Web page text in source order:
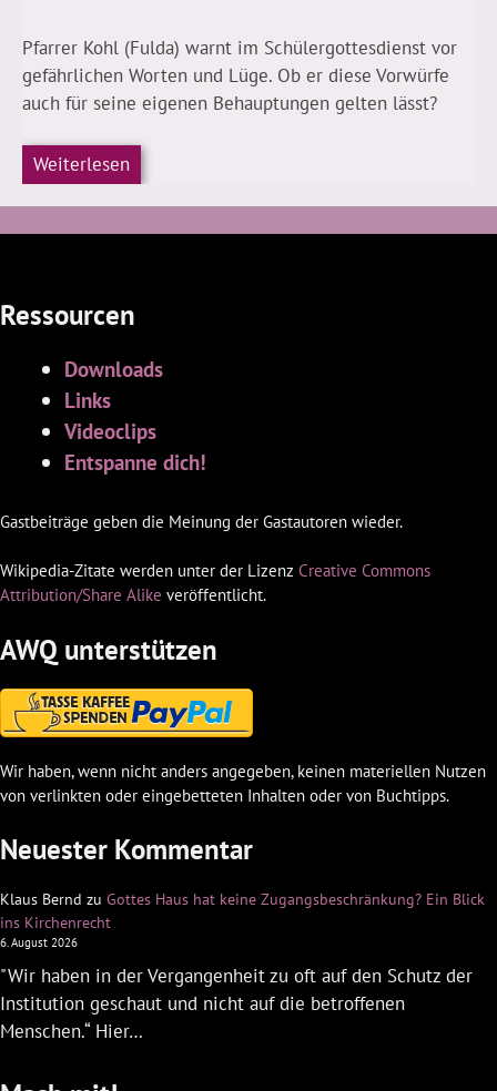
Pfarrer Kohl (Fulda) warnt im Schülergottesdienst vor
gefährlichen Worten und Lüge. Ob er diese Vorwürfe
auch für seine eigenen Behauptungen gelten lässt?
Weiterlesen
Ressourcen
Downloads
Links
Videoclips
Entspanne dich!
Gastbeiträge geben die Meinung der Gastautoren wieder.
Wikipedia-Zitate werden unter der Lizenz Creative Commons
Attribution/Share Alike veröffentlicht.
AWQ unterstützen
Wir haben, wenn nicht anders angegeben, keinen materiellen Nutzen
von verlinkten oder eingebetteten Inhalten oder von Buchtipps.
Neuester Kommentar
Klaus Bernd zu Gottes Haus hat keine Zugangsbeschränkung? Ein Blick
ins Kirchenrecht
6. August 2026
"Wir haben in der Vergangenheit zu oft auf den Schutz der
Institution geschaut und nicht auf die betroffenen
Menschen.“ Hier…